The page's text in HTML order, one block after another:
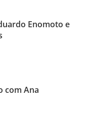
Enomoto e
com Ana